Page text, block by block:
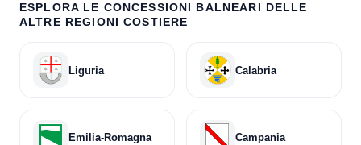
ESPLORA LE CONCESSIONI BALNEARI DELLE
ALTRE REGIONI COSTIERE
Liguria Calabria
Emilia-Romagna Campania